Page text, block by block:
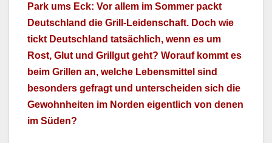
Park ums Eck: Vor allem im Som­mer packt
Deutsch­land die Grill-Lei­den­schaft. Doch wie
tickt Deutsch­land tat­säch­lich, wenn es um
Rost, Glut und Grillgut geht? Worauf kommt es
beim Grillen an, welche Lebens­mit­tel sind
beson­ders gefragt und unter­schei­den sich die
Gewohn­heit­en im Nor­den eigentlich von denen
im Süden?